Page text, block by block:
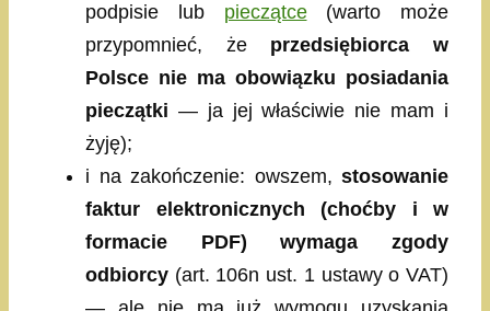
podpisie lub pieczątce(warto może
przypomnieć, że przedsiębiorca w
Polsce nie ma obowiązku posiadania
pieczątki — ja jej właściwie nie mam i
żyję);
i na zakończenie: owszem, stosowanie
faktur elektronicznych (choćby i w
formacie PDF) wymaga zgody
odbiorcy (art. 106n ust. 1 ustawy o VAT)